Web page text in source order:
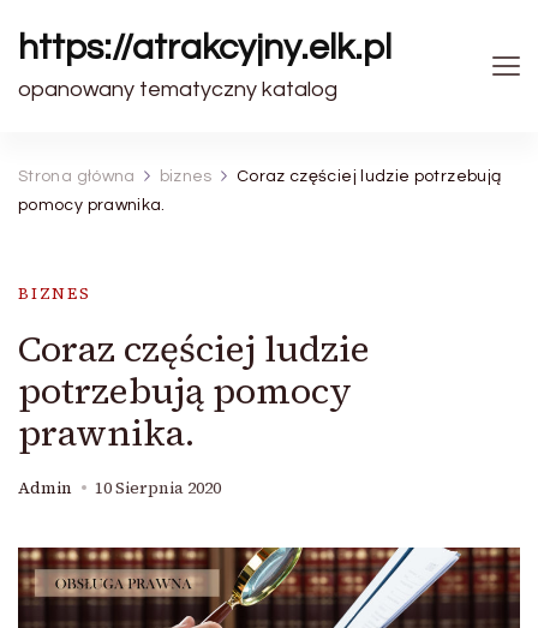
https://atrakcyjny.elk.pl
opanowany tematyczny katalog
Strona główna biznes
Coraz częściej ludzie potrzebują
pomocy prawnika.
BIZNES
Coraz częściej ludzie
potrzebują pomocy
prawnika.
Admin 10 Sierpnia 2020